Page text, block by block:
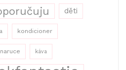
děti
kondicioner
káva